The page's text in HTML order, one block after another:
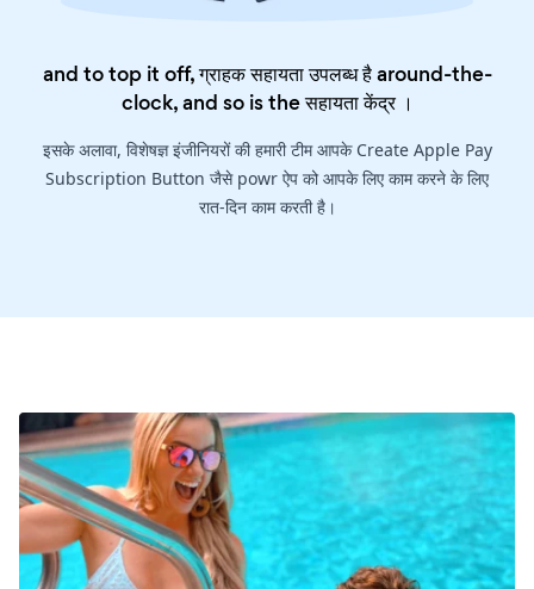
and to top it off, ग्राहक सहायता उपलब्ध है around-the-
clock, and so is theसहायता केंद्र।
इसके अलावा, विशेषज्ञ इंजीनियरों की हमारी टीम आपके Create Apple Pay
Subscription Button जैसे powr ऐप को आपके लिए काम करने के लिए
रात-दिन काम करती है।